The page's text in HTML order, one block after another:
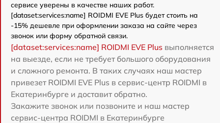
сервисе уверены в качестве наших работ.
[dataset:services:name] ROIDMI EVE Plus будет стоить на
-15% дешевле при оформлении заказа на сайте через
звонок или форму обратной связи.
[dataset:services:name] ROIDMI EVE Plus выполняется
на выезде, если не требует большого оборудования
и сложного ремонта. В таких случаях наш мастер
привезет ROIDMI EVE Plus в сервис-центр ROIDMI в
Екатеринбурге и доставит обратно.
Закажите звонок или позвоните и наш мастер
сервис-центра ROIDMI в Екатеринбурге